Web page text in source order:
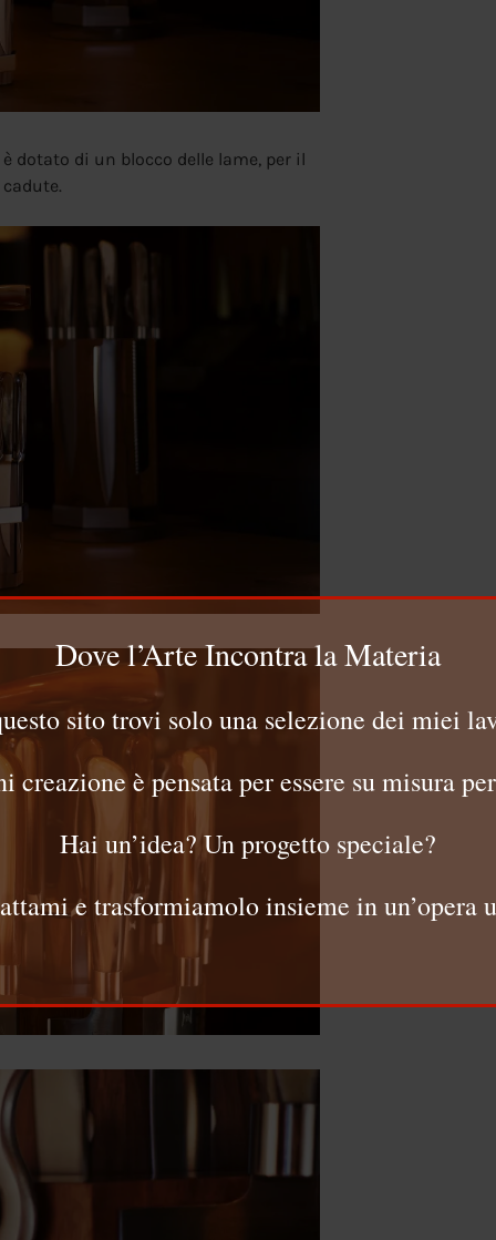
dotato di un blocco delle lame, per il
Dove l’Arte Incontra la Materia
sito trovi solo una selezione dei miei
creazione è pensata per essere su misura
Hai un’idea? Un progetto speciale?
e trasformiamolo insieme in un’opera